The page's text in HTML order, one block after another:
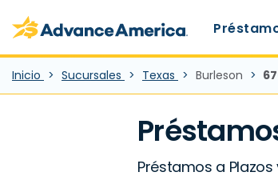
Advance America home
Main
Inicio Sucursales Texas Burleson
Préstamos a Plazos